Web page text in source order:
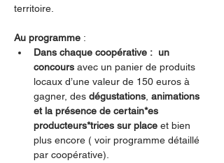
territoire.
Au programme :
Dans chaque coopérative :  un
concours avec un panier de produits
locaux d’une valeur de 150 euros à
gagner, des dégustations animations
et la présence de certain*es
producteurs*trices sur place et bien
plus encore ( voir programme détaillé
par coopérative).